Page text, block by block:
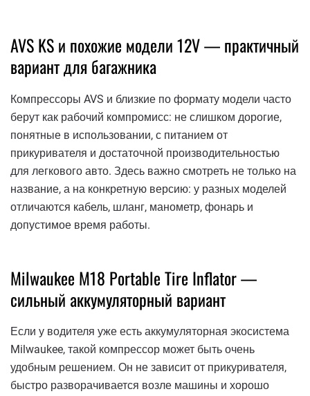
AVS KS и похожие модели 12V — практичный
вариант для багажника
Компрессоры AVS и близкие по формату модели часто
берут как рабочий компромисс: не слишком дорогие,
понятные в использовании, с питанием от
прикуривателя и достаточной производительностью
для легкового авто. Здесь важно смотреть не только на
название, а на конкретную версию: у разных моделей
отличаются кабель, шланг, манометр, фонарь и
допустимое время работы.
Milwaukee M18 Portable Tire Inflator —
сильный аккумуляторный вариант
Если у водителя уже есть аккумуляторная экосистема
Milwaukee, такой компрессор может быть очень
удобным решением. Он не зависит от прикуривателя,
быстро разворачивается возле машины и хорошо